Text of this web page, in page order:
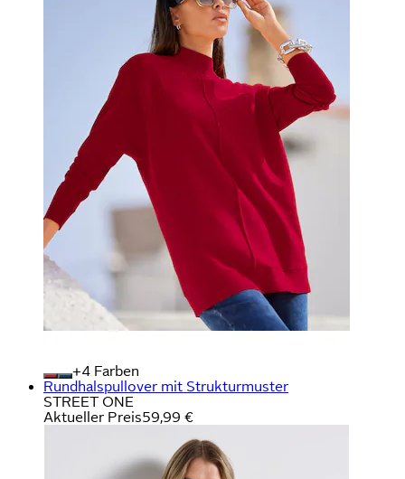
+
Farben
Rundhalspullover mit Strukturmuster
STREET ONE
Aktueller Preis59,99 €